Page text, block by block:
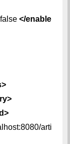
false </enable
arti